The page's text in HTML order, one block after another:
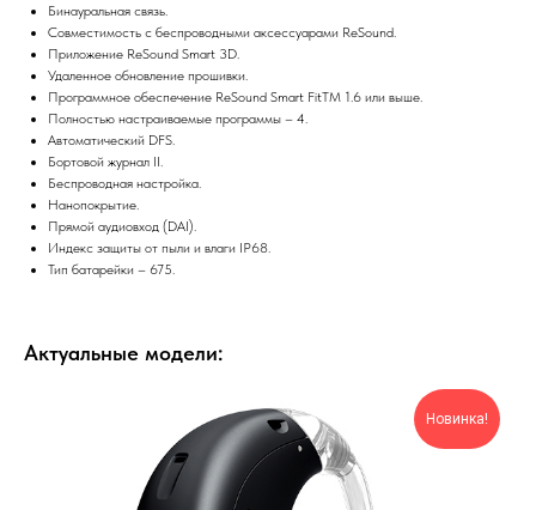
Бинауральная связь.
Совместимость с беспроводными аксессуарами ReSound.
Приложение ReSound Smart 3D.
Удаленное обновление прошивки.
Программное обеспечение ReSound Smart FitTM 1.6 или выше.
Полностью настраиваемые программы – 4.
Автоматический DFS.
Бортовой журнал II.
Беспроводная настройка.
Нанопокрытие.
Прямой аудиовход (DAI).
Индекс защиты от пыли и влаги IP68.
Тип батарейки – 675.
Актуальные модели:
Новинка!